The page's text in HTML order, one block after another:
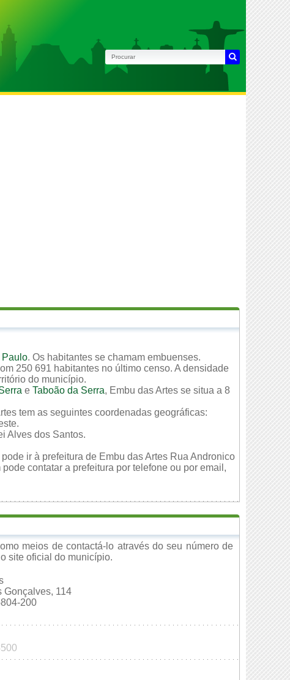
Paulo. Os habitantes se chamam embuenses.
250 691 habitantes no último censo. A densidade
do município.
e Taboão da Serra, Embu das Artes se situa a 8
tem as seguintes coordenadas geográficas:
Alves dos Santos.
ir à prefeitura de Embu das Artes Rua Andronico
contatar a prefeitura por telefone ou por email,
meios de contactá-lo através do seu número de
site oficial do município.
Gonçalves, 114
200